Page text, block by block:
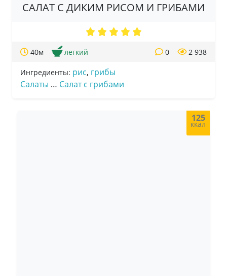
САЛАТ С ДИКИМ РИСОМ И ГРИБАМИ
40м легкий 2 938
0
Ингредиенты: рис, грибы
Салаты … Салат с грибами
125
ккал